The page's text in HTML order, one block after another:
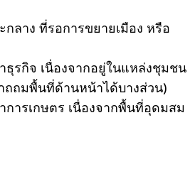
ลาง ที่รอการขยายเมือง หรือ
ธุรกิจ เนื่องจากอยู่ในแหล่งชุมชน
ถถมพื้นที่ด้านหน้าได้บางส่วน)
การเกษตร เนื่องจากพื้นที่อุดมสม